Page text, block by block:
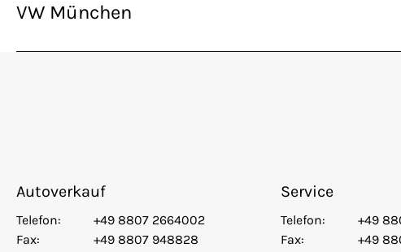
VW München
Autoverkauf
Telefon:
+49 8807 2664002
Fax:
+49 8807 948828
Service
Telefon:
+49
Fax:
+49